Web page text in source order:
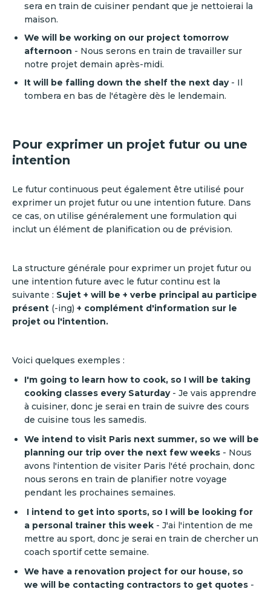
sera en train de cuisiner pendant que je nettoierai la
maison.
We will be working on our project tomorrow
afternoon - Nous serons en train de travailler sur
notre projet demain après-midi.
It will be falling down the shelf the next day - Il
tombera en bas de l'étagère dès le lendemain.
Pour exprimer un projet futur ou une
intention
Le futur continuous peut également être utilisé pour
exprimer un projet futur ou une intention future. Dans
ce cas, on utilise généralement une formulation qui
inclut un élément de planification ou de prévision.
La structure générale pour exprimer un projet futur ou
une intention future avec le futur continu est la
suivante : Sujet + will be + verbe principal au participe
présent (-ing) + complément d'information sur le
projet ou l'intention.
Voici quelques exemples :
I'm going to learn how to cook, so I will be taking
cooking classes every Saturday - Je vais apprendre
à cuisiner, donc je serai en train de suivre des cours
de cuisine tous les samedis.
We intend to visit Paris next summer, so we will be
planning our trip over the next few weeks - Nous
avons l'intention de visiter Paris l'été prochain, donc
nous serons en train de planifier notre voyage
pendant les prochaines semaines.
I intend to get into sports, so I will be looking for
a personal trainer this week - J'ai l'intention de me
mettre au sport, donc je serai en train de chercher un
coach sportif cette semaine.
We have a renovation project for our house, so
we will be contacting contractors to get quotes -